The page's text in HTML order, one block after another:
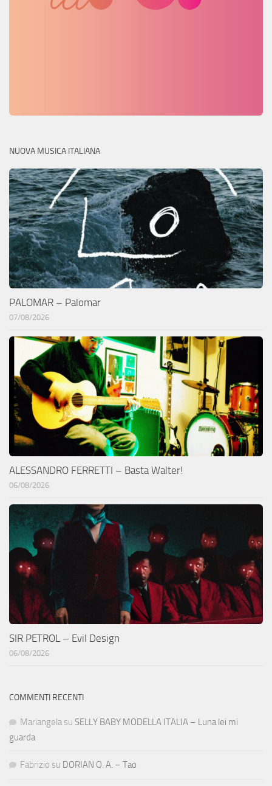
NUOVA MUSICA ITALIANA
PALOMAR – Palomar
07/08/2026
ALESSANDRO FERRETTI – Basta Walter!
06/08/2026
SIR PETROL – Evil Design
06/08/2026
COMMENTI RECENTI
Mariangela su SELLY BABY MODELLA ITALIA – Luna lei mi
guarda
Fabrizio su DORIAN O. A. – Tao